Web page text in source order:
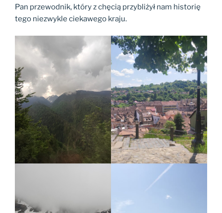
Pan przewodnik, który z chęcią przybliżył nam historię
tego niezwykle ciekawego kraju.